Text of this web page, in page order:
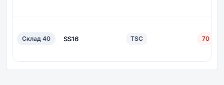
Склад 40 SS16 TSC 70 дн.